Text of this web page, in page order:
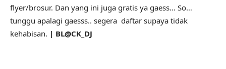
flyer/brosur. Dan yang ini juga gratis ya gaess… So…
tunggu apalagi gaesss.. segera daftar supaya tidak
kehabisan. | BL@CK_DJ